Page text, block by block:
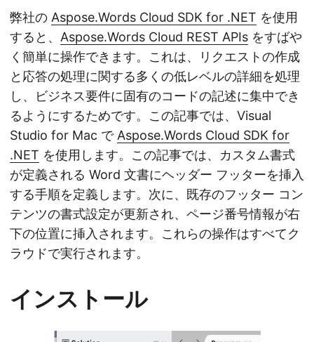
弊社の Aspose.Words Cloud SDK for .NET を使用
すると、 Aspose.Words Cloud REST APIs をすばや
く簡単に操作できます。これは、リクエストの作成
と応答の処理に関する多くの低レベルの詳細を処理
し、ビジネス要件に固有のコードの記述に集中でき
るようにするためです。この記事では、Visual
Studio for Mac でAspose.Words Cloud SDK for
.NET を使用します。この記事では、カスタム書式
が定義される Word 文書にヘッダー フッターを挿入
する手順を定義します。次に、既存のフッター コン
テンツの書式設定が更新され、ページ番号情報が右
下の位置に挿入されます。これらの操作はすべてク
ラウドで実行されます。
インストール